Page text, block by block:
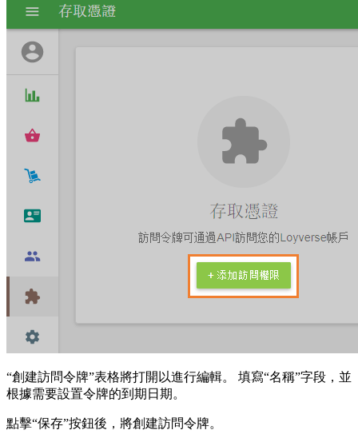
“創建訪問令牌”表格將打開以進行編輯。 填寫“名稱”字段，並
根據需要設置令牌的到期日期。
點擊“保存”按鈕後，將創建訪問令牌。